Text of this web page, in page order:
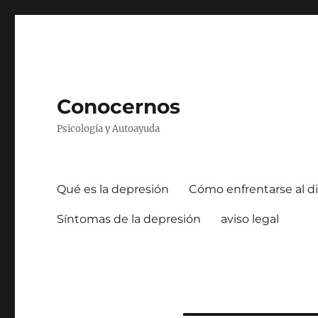
Conocernos
Psicología y Autoayuda
Qué es la depresión Cómo enfrentarse al
Síntomas de la depresión aviso legal